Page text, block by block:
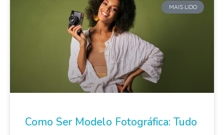
MAIS LIDO
Como Ser Modelo Fotográfica: Tudo